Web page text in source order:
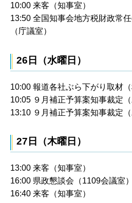
10:00 来客（知事室）
13:50 全国知事会地方税財政常
（庁議室）
26日（水曜日）
10:00 報道各社ぶら下がり取材（
10:05 ９月補正予算案知事裁定（
13:10 ９月補正予算案知事裁定（
27日（木曜日）
13:00 来客（知事室）
16:00 県政懇談会（1109会議室）
16:40 来客（知事室）